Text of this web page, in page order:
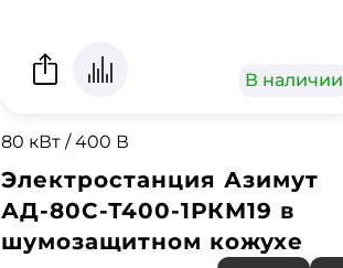
В наличии
80 кВт / 400 В
Электростанция Азимут
АД-80С-Т400-1РКМ19 в
шумозащитном кожухе